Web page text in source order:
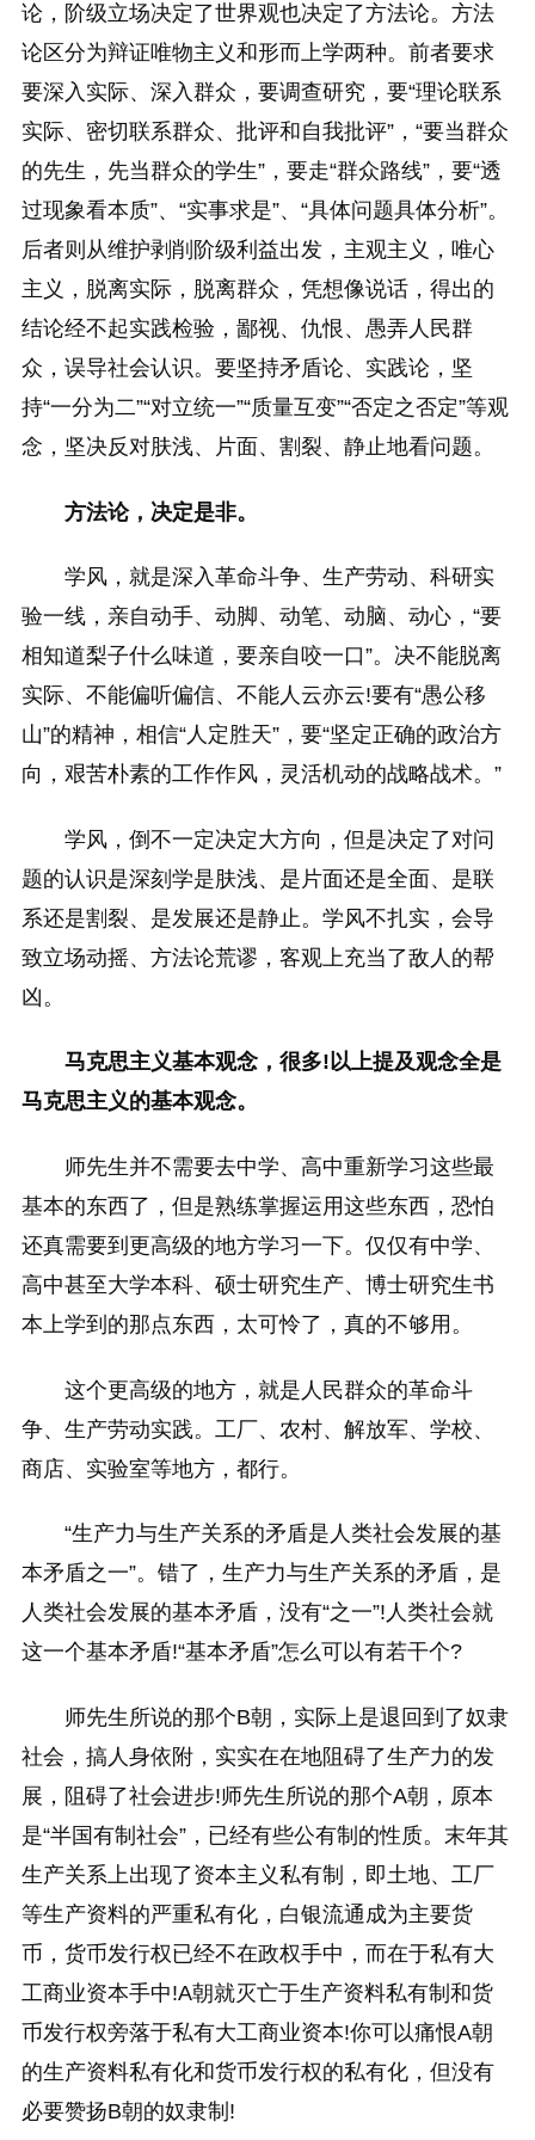
论，阶级立场决定了世界观也决定了方法论。方法
论区分为辩证唯物主义和形而上学两种。前者要求
要深入实际、深入群众，要调查研究，要“理论联系
实际、密切联系群众、批评和自我批评”，“要当群众
的先生，先当群众的学生”，要走“群众路线”，要“透
过现象看本质”、“实事求是”、“具体问题具体分析”。
后者则从维护剥削阶级利益出发，主观主义，唯心
主义，脱离实际，脱离群众，凭想像说话，得出的
结论经不起实践检验，鄙视、仇恨、愚弄人民群
众，误导社会认识。要坚持矛盾论、实践论，坚
持“一分为二”“对立统一”“质量互变”“否定之否定”等观
念，坚决反对肤浅、片面、割裂、静止地看问题。
方法论，决定是非。
学风，就是深入革命斗争、生产劳动、科研实
验一线，亲自动手、动脚、动笔、动脑、动心，“要
相知道梨子什么味道，要亲自咬一口”。决不能脱离
实际、不能偏听偏信、不能人云亦云!要有“愚公移
山”的精神，相信“人定胜天”，要“坚定正确的政治方
向，艰苦朴素的工作作风，灵活机动的战略战术。”
学风，倒不一定决定大方向，但是决定了对问
题的认识是深刻学是肤浅、是片面还是全面、是联
系还是割裂、是发展还是静止。学风不扎实，会导
致立场动摇、方法论荒谬，客观上充当了敌人的帮
凶。
马克思主义基本观念，很多!以上提及观念全是
马克思主义的基本观念。
师先生并不需要去中学、高中重新学习这些最
基本的东西了，但是熟练掌握运用这些东西，恐怕
还真需要到更高级的地方学习一下。仅仅有中学、
高中甚至大学本科、硕士研究生产、博士研究生书
本上学到的那点东西，太可怜了，真的不够用。
这个更高级的地方，就是人民群众的革命斗
争、生产劳动实践。工厂、农村、解放军、学校、
商店、实验室等地方，都行。
“生产力与生产关系的矛盾是人类社会发展的基
本矛盾之一”。错了，生产力与生产关系的矛盾，是
人类社会发展的基本矛盾，没有“之一”!人类社会就
这一个基本矛盾!“基本矛盾”怎么可以有若干个?
师先生所说的那个B朝，实际上是退回到了奴隶
社会，搞人身依附，实实在在地阻碍了生产力的发
展，阻碍了社会进步!师先生所说的那个A朝，原本
是“半国有制社会”，已经有些公有制的性质。末年其
生产关系上出现了资本主义私有制，即土地、工厂
等生产资料的严重私有化，白银流通成为主要货
币，货币发行权已经不在政权手中，而在于私有大
工商业资本手中!A朝就灭亡于生产资料私有制和货
币发行权旁落于私有大工商业资本!你可以痛恨A朝
的生产资料私有化和货币发行权的私有化，但没有
必要赞扬B朝的奴隶制!